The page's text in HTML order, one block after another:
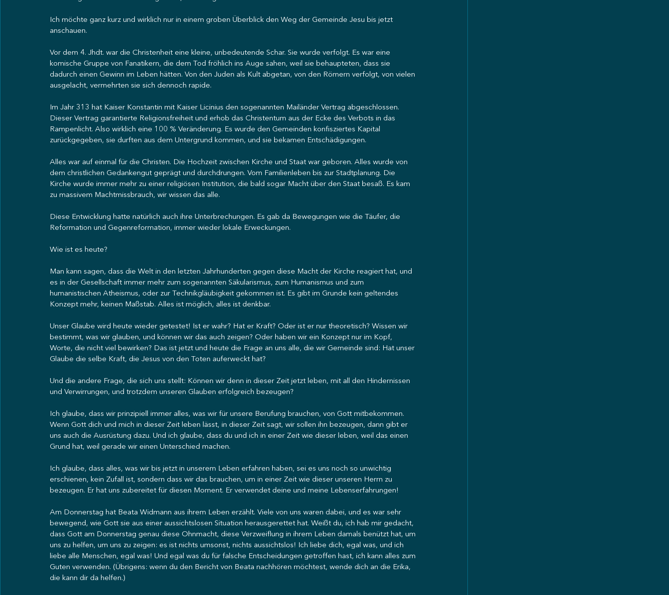
Ich möchte ganz kurz und wirklich nur in einem groben Überblick den Weg der Gemeinde Jesu bis jetzt
anschauen.
Vor dem 4. Jhdt. war die Christenheit eine kleine, unbedeutende Schar. Sie wurde verfolgt. Es war eine
komische Gruppe von Fanatikern, die dem Tod fröhlich ins Auge sahen, weil sie behaupteten, dass sie
dadurch einen Gewinn im Leben hätten. Von den Juden als Kult abgetan, von den Römern verfolgt, von vielen
ausgelacht, vermehrten sie sich dennoch rapide.
Im Jahr 313 hat Kaiser Konstantin mit Kaiser Licinius den sogenannten Mailänder Vertrag abgeschlossen.
Dieser Vertrag garantierte Religionsfreiheit und erhob das Christentum aus der Ecke des Verbots in das
Rampenlicht. Also wirklich eine 100 % Veränderung. Es wurde den Gemeinden konfisziertes Kapital
zurückgegeben, sie durften aus dem Untergrund kommen, und sie bekamen Entschädigungen.
Alles war auf einmal für die Christen. Die Hochzeit zwischen Kirche und Staat war geboren. Alles wurde von
dem christlichen Gedankengut geprägt und durchdrungen. Vom Familienleben bis zur Stadtplanung. Die
Kirche wurde immer mehr zu einer religiösen Institution, die bald sogar Macht über den Staat besaß. Es kam
zu massivem Machtmissbrauch, wir wissen das alle.
Diese Entwicklung hatte natürlich auch ihre Unterbrechungen. Es gab da Bewegungen wie die Täufer, die
Reformation und Gegenreformation, immer wieder lokale Erweckungen.
Wie ist es heute?
Man kann sagen, dass die Welt in den letzten Jahrhunderten gegen diese Macht der Kirche reagiert hat, und
es in der Gesellschaft immer mehr zum sogenannten Säkularismus, zum Humanismus und zum
humanistischen Atheismus, oder zur Technikgläubigkeit gekommen ist. Es gibt im Grunde kein geltendes
Konzept mehr, keinen Maßstab. Alles ist möglich, alles ist denkbar.
Unser Glaube wird heute wieder getestet! Ist er wahr? Hat er Kraft? Oder ist er nur theoretisch? Wissen wir
bestimmt, was wir glauben, und können wir das auch zeigen? Oder haben wir ein Konzept nur im Kopf,
Worte, die nicht viel bewirken? Das ist jetzt und heute die Frage an uns alle, die wir Gemeinde sind: Hat unser
Glaube die selbe Kraft, die Jesus von den Toten auferweckt hat?
Und die andere Frage, die sich uns stellt: Können wir denn in dieser Zeit jetzt leben, mit all den Hindernissen
und Verwirrungen, und trotzdem unseren Glauben erfolgreich bezeugen?
Ich glaube, dass wir prinzipiell immer alles, was wir für unsere Berufung brauchen, von Gott mitbekommen.
Wenn Gott dich und mich in dieser Zeit leben lässt, in dieser Zeit sagt, wir sollen ihn bezeugen, dann gibt er
uns auch die Ausrüstung dazu. Und ich glaube, dass du und ich in einer Zeit wie dieser leben, weil das einen
Grund hat, weil gerade wir einen Unterschied machen.
Ich glaube, dass alles, was wir bis jetzt in unserem Leben erfahren haben, sei es uns noch so unwichtig
erschienen, kein Zufall ist, sondern dass wir das brauchen, um in einer Zeit wie dieser unseren Herrn zu
bezeugen. Er hat uns zubereitet für diesen Moment. Er verwendet deine und meine Lebenserfahrungen!
Am Donnerstag hat Beata Widmann aus ihrem Leben erzählt. Viele von uns waren dabei, und es war sehr
bewegend, wie Gott sie aus einer aussichtslosen Situation herausgerettet hat. Weißt du, ich hab mir gedacht,
dass Gott am Donnerstag genau diese Ohnmacht, diese Verzweiflung in ihrem Leben damals benützt hat, um
uns zu helfen, um uns zu zeigen: es ist nichts umsonst, nichts aussichtslos! Ich liebe dich, egal was, und ich
liebe alle Menschen, egal was! Und egal was du für falsche Entscheidungen getroffen hast, ich kann alles zum
Guten verwenden. (Übrigens: wenn du den Bericht von Beata nachhören möchtest, wende dich an die Erika,
die kann dir da helfen.)